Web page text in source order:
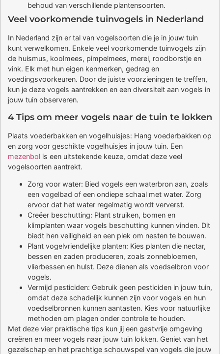
behoud van verschillende plantensoorten.
Veel voorkomende tuinvogels in Nederland
In Nederland zijn er tal van vogelsoorten die je in jouw tuin
kunt verwelkomen. Enkele veel voorkomende tuinvogels zijn
de huismus, koolmees, pimpelmees, merel, roodborstje en
vink. Elk met hun eigen kenmerken, gedrag en
voedingsvoorkeuren. Door de juiste voorzieningen te treffen,
kun je deze vogels aantrekken en een diversiteit aan vogels in
jouw tuin observeren.
4 Tips om meer vogels naar de tuin te lokken
Plaats voederbakken en vogelhuisjes: Hang voederbakken op
en zorg voor geschikte vogelhuisjes in jouw tuin. Een
mezenbol is een uitstekende keuze, omdat deze veel
vogelsoorten aantrekt.
Zorg voor water: Bied vogels een waterbron aan, zoals
een vogelbad of een ondiepe schaal met water. Zorg
ervoor dat het water regelmatig wordt ververst.
Creëer beschutting: Plant struiken, bomen en
klimplanten waar vogels beschutting kunnen vinden. Dit
biedt hen veiligheid en een plek om nesten te bouwen.
Plant vogelvriendelijke planten: Kies planten die nectar,
bessen en zaden produceren, zoals zonnebloemen,
vlierbessen en hulst. Deze dienen als voedselbron voor
vogels.
Vermijd pesticiden: Gebruik geen pesticiden in jouw tuin,
omdat deze schadelijk kunnen zijn voor vogels en hun
voedselbronnen kunnen aantasten. Kies voor natuurlijke
methoden om plagen onder controle te houden.
Met deze vier praktische tips kun jij een gastvrije omgeving
creëren en meer vogels naar jouw tuin lokken. Geniet van het
gezelschap en het prachtige schouwspel van vogels die jouw